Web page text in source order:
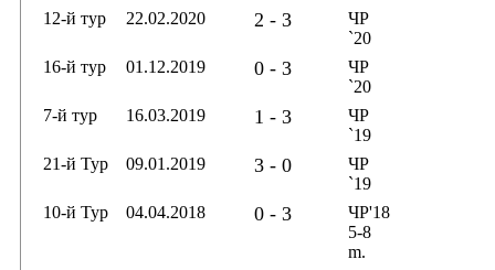
12-й тур
22.02.2020 2 - 3
ЧР
`20
16-й тур
01.12.2019 0 - 3
ЧР
`20
7-й тур
16.03.2019 1 - 3
ЧР
`19
21-й Тур
09.01.2019 3 - 0
ЧР
`19
10-й Тур
04.04.2018 0 - 3
ЧР'18
5-8
m.